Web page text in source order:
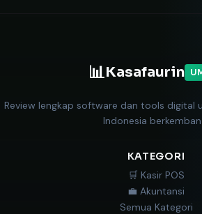
📊Kasafaurin
Review lengkap software dan tools digital
Indonesia
KATEGORI
🛒 Kasir POS
💼 Akuntansi
Semua Kategori